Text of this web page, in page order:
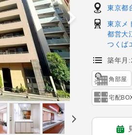
東京都
東京メ
都営大
つくば
築年月
角部屋
宅配